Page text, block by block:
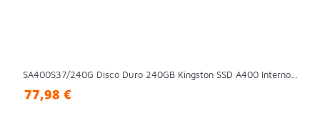
SA400S37/240G Disco Duro 240GB Kingston SSD A400 Interno...
77,98 €